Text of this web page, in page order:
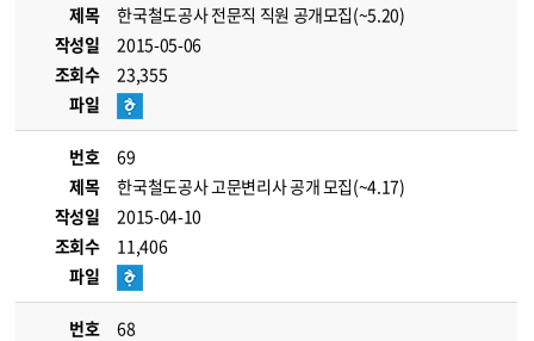
제목
한국철도공사 전문직 직원 공개모집(~5.20)
작성일
2015-05-06
조회수
23,355
파일
번호
69
제목
한국철도공사 고문변리사 공개 모집(~4.17)
작성일
2015-04-10
조회수
11,406
파일
번호
68